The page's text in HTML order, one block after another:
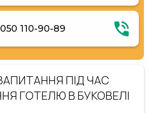
050 110-90-89
ПІД ЧАС
ГОТЕЛЮ В БУКОВЕЛІ